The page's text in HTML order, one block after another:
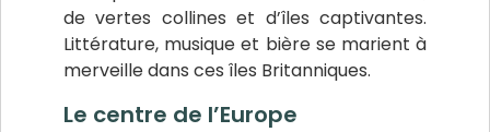
de vertes collines et d’îles captivantes.
Littérature, musique et bière se marient à
merveille dans ces îles Britanniques.
Le centre de l’Europe